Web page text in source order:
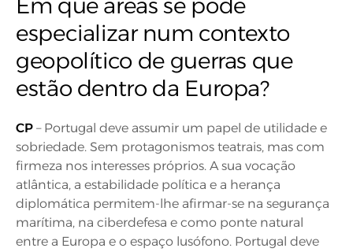
Em que áreas se pode
especializar num contexto
geopolítico de guerras que
estão dentro da Europa?
CP – Portugal deve assumir um papel de utilidade e
sobriedade. Sem protagonismos teatrais, mas com
firmeza nos interesses próprios. A sua vocação
atlântica, a estabilidade política e a herança
diplomática permitem-lhe afirmar-se na segurança
marítima, na ciberdefesa e como ponte natural
entre a Europa e o espaço lusófono. Portugal deve